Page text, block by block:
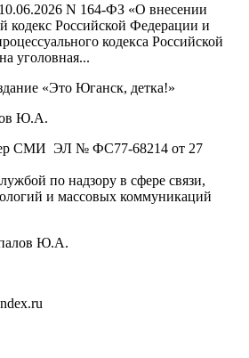
N 164-ФЗ «О внесении
кодекс Российской Федерации и
кодекса Российской
уголовная...
«Это Юганск, детка!»
Ю.А.
СМИ ЭЛ № ФС77-68214 от 27
по надзору в сфере связи,
и массовых коммуникаций
Ю.А.